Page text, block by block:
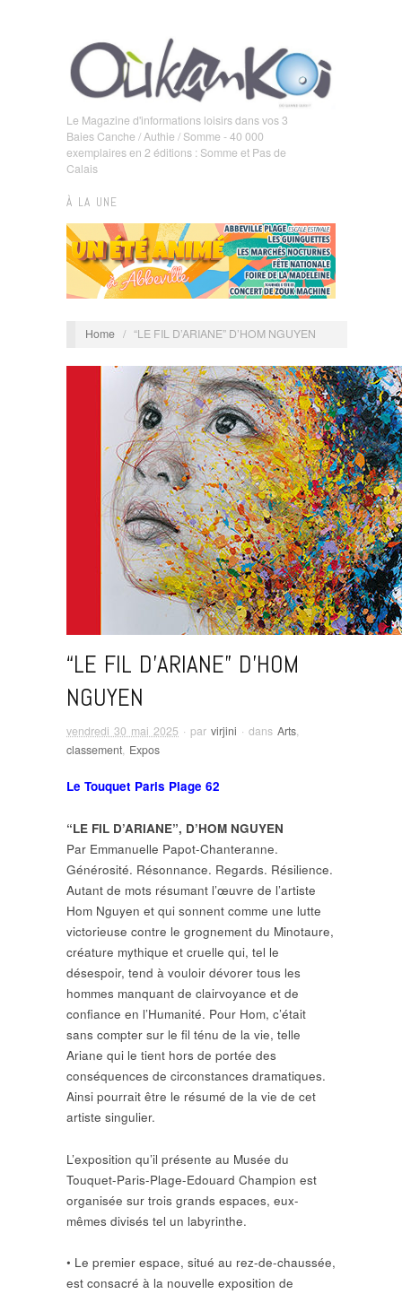
Le Magazine d'informations loisirs dans vos 3
Baies Canche / Authie / Somme - 40 000
exemplaires en 2 éditions : Somme et Pas de
Calais
À LA UNE
Home / “LE FIL D’ARIANE” D’HOM NGUYEN
“LE FIL D’ARIANE” D’HOM
NGUYEN
vendredi 30 mai 2025 · par virjini · dans Arts,
classement, Expos
Le Touquet Paris Plage 62
“LE FIL D’ARIANE”, D’HOM NGUYEN
Par Emmanuelle Papot-Chanteranne.
Générosité. Résonnance. Regards. Résilience.
Autant de mots résumant l’œuvre de l’artiste
Hom Nguyen et qui sonnent comme une lutte
victorieuse contre le grognement du Minotaure,
créature mythique et cruelle qui, tel le
désespoir, tend à vouloir dévorer tous les
hommes manquant de clairvoyance et de
confiance en l’Humanité. Pour Hom, c’était
sans compter sur le fil ténu de la vie, telle
Ariane qui le tient hors de portée des
conséquences de circonstances dramatiques.
Ainsi pourrait être le résumé de la vie de cet
artiste singulier.
L’exposition qu’il présente au Musée du
Touquet-Paris-Plage-Edouard Champion est
organisée sur trois grands espaces, eux-
mêmes divisés tel un labyrinthe.
• Le premier espace, situé au rez-de-chaussée,
est consacré à la nouvelle exposition de